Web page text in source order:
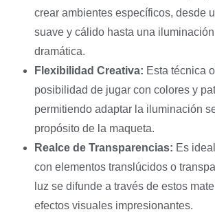
crear ambientes específicos, desde
suave y cálido hasta una
dramática.
Flexibilidad Creativa: Esta técnica
posibilidad de jugar con colores y
permitiendo adaptar la iluminación
propósito de la maqueta.
Realce de Transparencias: Es
con elementos translúcidos o
luz se difunde a través de estos
efectos visuales impresionantes.